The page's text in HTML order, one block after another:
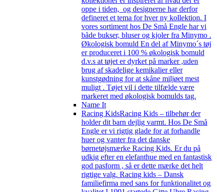
oppe i tiden, og designerne har derfor
defineret et tema for hver ny kollektion. I
vores sortiment hos De Små Engle har vi
både bukser, bluser og kjoler fra Minymo .
Økologisk bomuld En del af Minymo´s tøj
er produceret i 100 % økologisk bomuld
d.v.s at tøjet er dyrket på marker ,uden
brug af skadelige kemikalier eller
kunstgødning for at skåne miljøet mest
muligt . Tøjet vil i dette tilfælde være
markeret med økologisk bomulds tag.
Name It
Racing KidsRacing Kids – tilbehør der
holder dit barn dejlig varmt. Hos De Små
Engle er vi rigtig glade for at forhandle
huer og vanter fra det danske
børnetøjsmærke Racing Kids. Er du på
udkig efter en elefanthue med en fantastisk
god pasform , så er dette mærke det helt
rigtige valg. Racing kids – Dansk
familiefirma med sans for funktionalitet og